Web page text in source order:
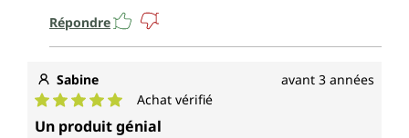
Répondre
Sabine avant 3 années
Note moyenne de 5 sur 5 étoiles
Achat vérifié
Un produit génial